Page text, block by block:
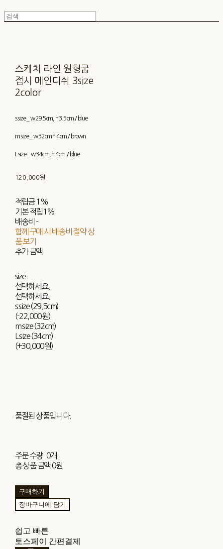
스케치 라인 원형굽
접시 메인디쉬 3size
2color
s size _ w 29.5cm, h 3.5cm / blue
m size _ w 32cm h 4cm / brown
L size _ w 34cm, h 4cm / blue
120,000원
적립금 1%
기본 적립1%
배송비-
함께 구매 시 배송비 절약 상
품 보기
추가 금액
size
선택하세요.
선택하세요.
s size (29.5cm)
(-22,000원)
m size (32cm)
L size (34cm)
(+30,000원)
품절된 상품입니다.
주문 수량 0개
총 상품 금액0원
구매하기
장바구니에 담기
쉽고 빠른
토스페이 간편결제